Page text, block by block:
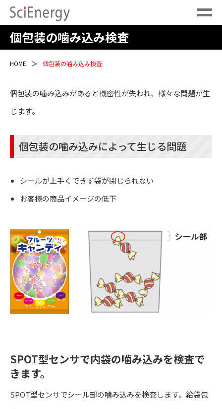
個包装の噛み込み検査
HOME 個包装の噛み込み検査
個包装の噛み込みがあると機密性が失われ、様々な問題が生
じます。
個包装の噛み込みによって生じる問題
シールが上手くできず袋が閉じられない
お客様の商品イメージの低下
SPOT型センサで内袋の噛み込みを検査で
きます。
SPOT型センサでシール部の噛み込みを検査します。給袋包